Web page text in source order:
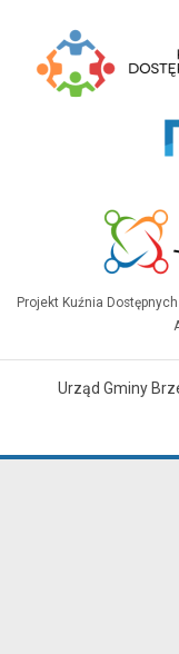
Projekt Kuźnia
Urząd Gminy